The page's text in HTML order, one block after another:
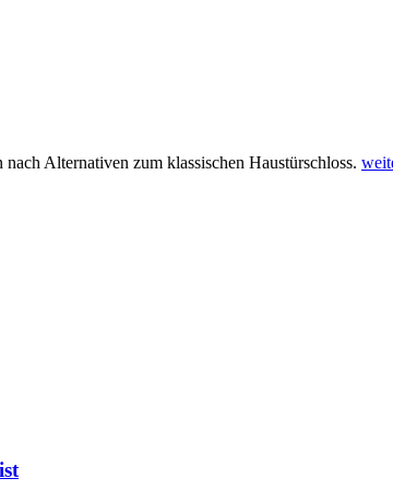
Alternativen zum klassischen Haustürschloss.